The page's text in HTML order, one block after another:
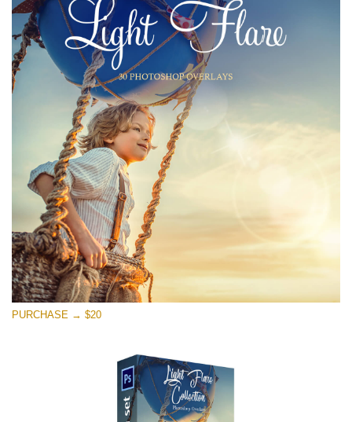
Large 6000*4000px
Entire Collection
(1783 Overlays)
Large 6000*4000px
Free download
PURCHASE → $20